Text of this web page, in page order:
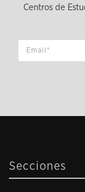
Centros de
Secciones